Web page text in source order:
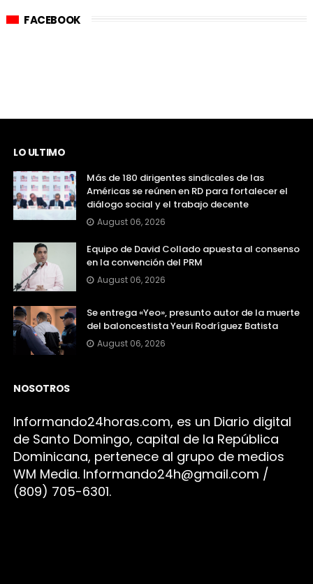
FACEBOOK
LO ULTIMO
Más de 180 dirigentes sindicales de las
Américas se reúnen en RD para fortalecer el
diálogo social y el trabajo decente
August 06, 2026
Equipo de David Collado apuesta al consenso
en la convención del PRM
August 06, 2026
Se entrega «Yeo», presunto autor de la muerte
del baloncestista Yeuri Rodríguez Batista
August 06, 2026
NOSOTROS
Informando24horas.com, es un Diario digital
de Santo Domingo, capital de la República
Dominicana, pertenece al grupo de medios
WM Media. Informando24h@gmail.com /
(809) 705-6301.